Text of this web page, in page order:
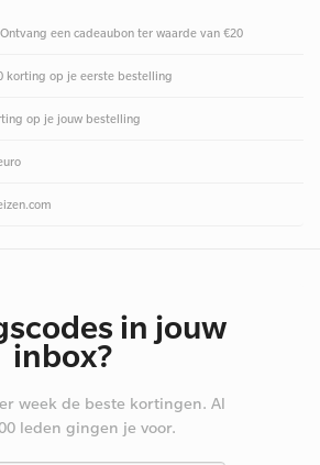
een cadeaubon ter waarde van €20
korting op je eerste bestelling
op je jouw bestelling
in jouw
inbox?
week de beste kortingen. Al
leden gingen je voor.